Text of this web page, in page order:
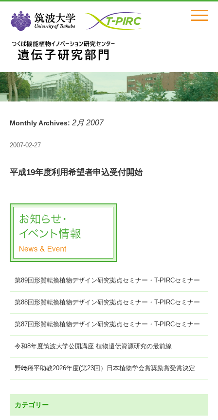
Click
Monthly Archives: 2月 2007
2007-02-27
平成19年度利用希望者申込受付開始
第89回形質転換植物デザイン研究拠点セミナー・T-PIRCセミナー
第88回形質転換植物デザイン研究拠点セミナー・T-PIRCセミナー
第87回形質転換植物デザイン研究拠点セミナー・T-PIRCセミナー
令和8年度筑波大学公開講座 植物遺伝資源研究の最前線
野﨑翔平助教2026年度(第23回）日本植物学会賞奨励賞受賞決定
カテゴリー